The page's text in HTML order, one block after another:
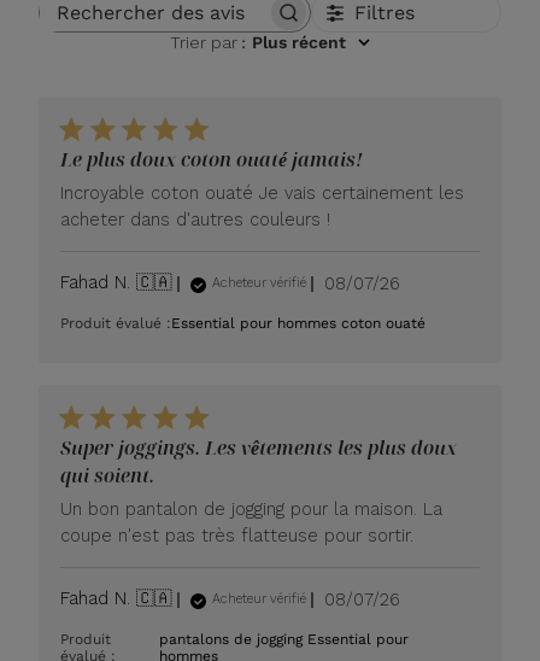
Rechercher des avis Filtres
Trier par : Plus récent
Le plus doux coton ouaté jamais!
Incroyable coton ouaté Je vais certainement les
acheter dans d'autres couleurs !
Fahad N. 🇨🇦 Acheteur vérifié
Date
publication
08/07/26
Produit évalué :Essential pour hommes coton ouaté
Super joggings. Les vêtements les plus doux
qui soient.
Un bon pantalon de jogging pour la maison. La
coupe n'est pas très flatteuse pour sortir.
Fahad N. 🇨🇦 Acheteur vérifié
Date
publication
08/07/26
Produit
évalué :
pantalons de jogging Essential pour
hommes